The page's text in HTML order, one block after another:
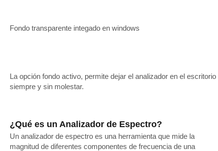
Fondo transparente integado en windows
La opción fondo activo, permite dejar el analizador en el escritorio
siempre y sin molestar.
¿Qué es un Analizador de Espectro?
Un analizador de espectro es una herramienta que mide la
magnitud de diferentes componentes de frecuencia de una